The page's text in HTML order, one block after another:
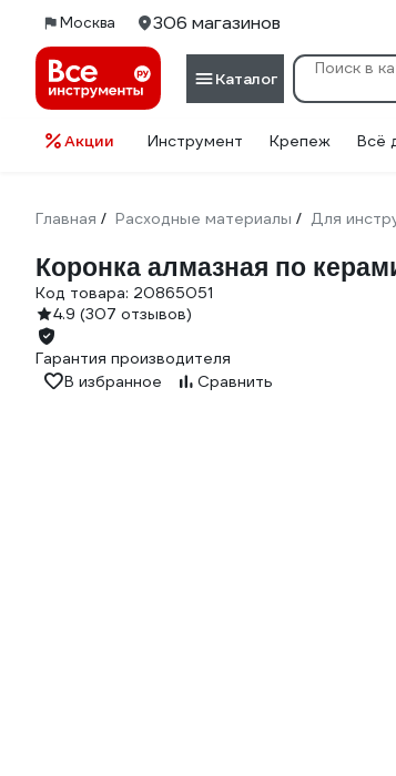
Москва 306 магазинов
Каталог
Акции Инструмент Крепеж Всё
Главная / Расходные материалы / Для
Коронка алмазная по
Код товара: 20865051
4.9 (307 отзывов)
Гарантия производителя
В избранное
Сравнить